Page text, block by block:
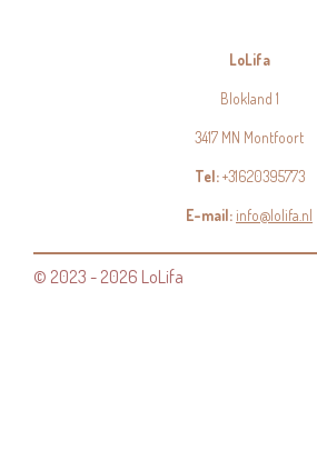
LoLifa
Blokland 1
3417 MN Montfoort
Tel:+31620395773
E-mail:info@lolifa.nl
© 2023 - 2026 LoLifa